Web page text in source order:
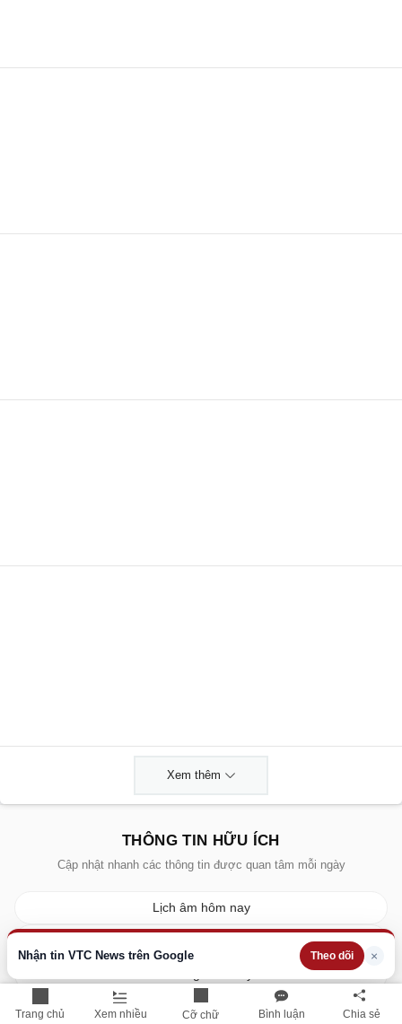
Trang chủ Xem nhiều Cỡ chữ Bình luận Chia sẻ
Nhận tin VTC News trên Google Theo dõi ×
Xem thêm
THÔNG TIN HỮU ÍCH
Cập nhật nhanh các thông tin được quan tâm mỗi ngày
Lịch âm hôm nay
Giá bạc hôm nay